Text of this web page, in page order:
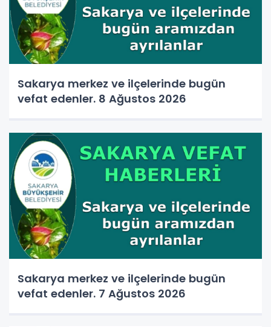
Sakarya merkez ve ilçelerinde bugün
vefat edenler. 8 Ağustos 2026
Sakarya merkez ve ilçelerinde bugün
vefat edenler. 7 Ağustos 2026